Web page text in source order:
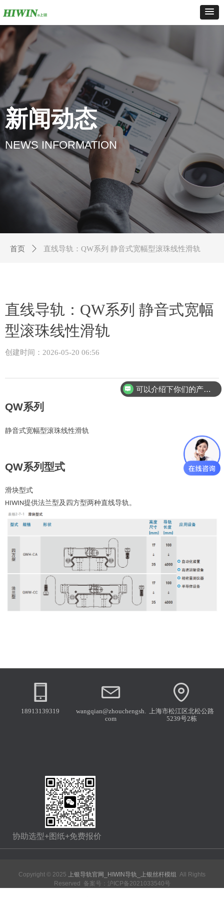
新闻动态
NEWS INFORMATION
首页 ꄲ 直线导轨：QW系列 静音式宽幅型滚珠线性滑轨
直线导轨：QW系列 静音式宽幅
型滚珠线性滑轨
创建时间： 2026-05-20 06:56
QW系列
静音式宽幅型滚珠线性滑轨
QW系列型式
滑块型式
HIWIN提供法兰型及四方型两种直线导轨。
18913139319
wangqian@zhouchengsh.
com
上海市松江区北松公路
5239号2栋
协助选型+图纸+免费报价
Copyright © 2025 上银导轨官网_HIWIN导轨_上银丝杆模组
All Rights
Reserved 备案号： 沪ICP备2021033540号
可以介绍下你们的产品么？